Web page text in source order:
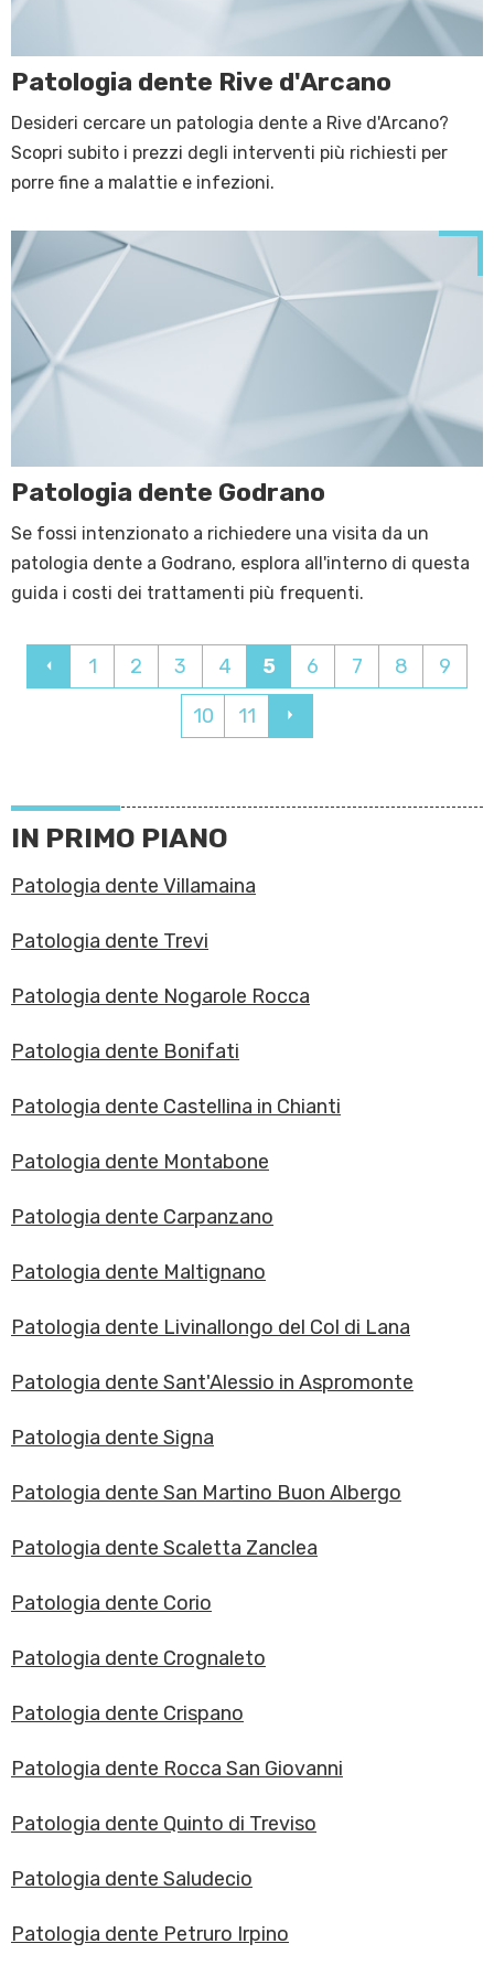
Patologia dente Rive d'Arcano
Desideri cercare un patologia dente a Rive d'Arcano?
Scopri subito i prezzi degli interventi più richiesti per
porre fine a malattie e infezioni.
Patologia dente Godrano
Se fossi intenzionato a richiedere una visita da un
patologia dente a Godrano, esplora all'interno di questa
guida i costi dei trattamenti più frequenti.
1 2 3 4 5 6 7 8 9
10 11
IN PRIMO PIANO
Patologia dente Villamaina
Patologia dente Trevi
Patologia dente Nogarole Rocca
Patologia dente Bonifati
Patologia dente Castellina in Chianti
Patologia dente Montabone
Patologia dente Carpanzano
Patologia dente Maltignano
Patologia dente Livinallongo del Col di Lana
Patologia dente Sant'Alessio in Aspromonte
Patologia dente Signa
Patologia dente San Martino Buon Albergo
Patologia dente Scaletta Zanclea
Patologia dente Corio
Patologia dente Crognaleto
Patologia dente Crispano
Patologia dente Rocca San Giovanni
Patologia dente Quinto di Treviso
Patologia dente Saludecio
Patologia dente Petruro Irpino